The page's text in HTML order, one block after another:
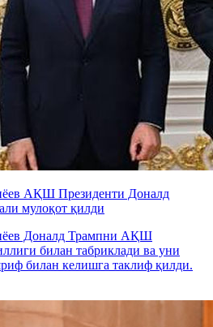
АҚШ Президенти Доналд
мулоқот қилди
Доналд Трампни АҚШ
билан табриклади ва уни
билан келишга таклиф қилди.